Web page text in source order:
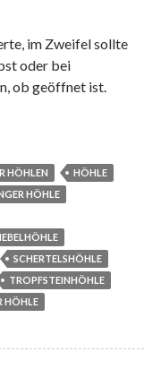
im Zweifel sollte
oder bei
ob geöffnet ist.
HÖHLEN
HÖHLE
HÖHLE
SCHERTELSHÖHLE
TROPFSTEINHÖHLE
HÖHLE